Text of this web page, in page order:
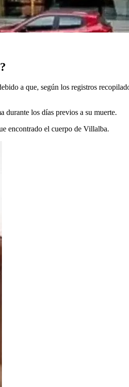
a que, según los registros
durante los días previos a su muerte.
encontrado el cuerpo de Villalba.